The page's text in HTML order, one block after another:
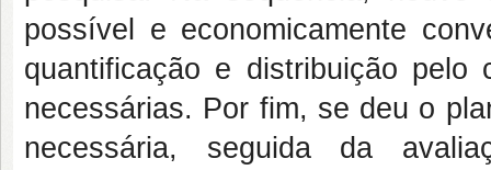
possível e economicamente
quantificação e distribuição pelo
necessárias. Por fim, se deu o
necessária, seguida da